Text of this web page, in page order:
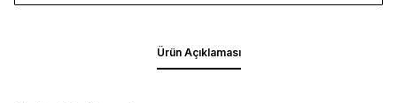
Ürün Açıklaması